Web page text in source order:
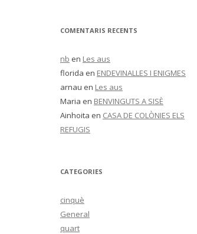
COMENTARIS RECENTS
nb en Les aus
florida en ENDEVINALLES I ENIGMES
arnau en Les aus
Maria en BENVINGUTS A SISÈ
Ainhoita en CASA DE COLÒNIES ELS
REFUGIS
CATEGORIES
cinquè
General
quart